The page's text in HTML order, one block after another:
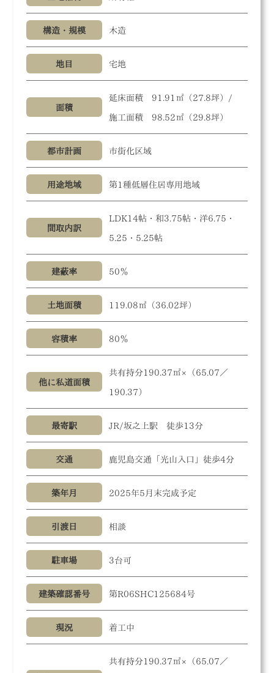
構造・規模 木造
地目 宅地
面積
延床面積 91.91㎡（27.8坪）/
施工面積 98.52㎡（29.8坪）
都市計画 市街化区域
用途地域 第1種低層住居専用地域
間取内訳
LDK14帖・和3.75帖・洋6.75・
5.25・5.25帖
建蔽率 50％
土地面積 119.08㎡（36.02坪）
容積率 80％
他に私道面積
共有持分190.37㎡×（65.07／
190.37）
最寄駅 JR/坂之上駅 徒歩13分
交通 鹿児島交通「光山入口」徒歩4分
築年月 2025年5月末完成予定
引渡日 相談
駐車場 3台可
建築確認番号 第R06SHC125684号
現況 着工中
共有持分190.37㎡×（65.07／